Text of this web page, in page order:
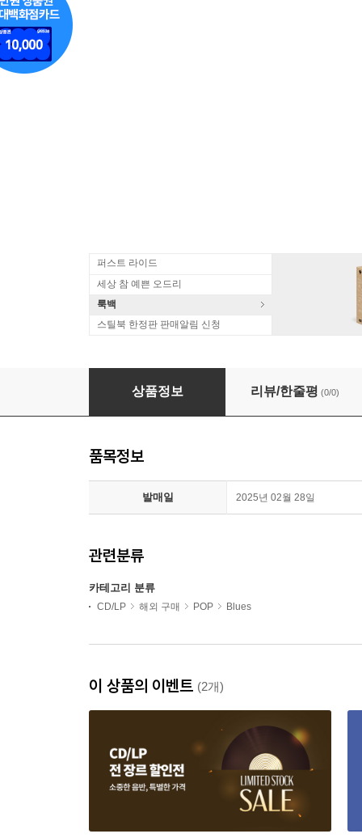
퍼스트 라이드
세상 참 예쁜 오드리
룩백
스틸북 한정판 판매알림 신청
Fleetwood Mac - Rumours (Remastered)(LP)
상품정보 리뷰/한줄평 (0/0)
품목정보
발매일 2025년 02월 28일
관련분류
카테고리 분류
CD/LP 해외 구매 POP Blues
이 상품의 이벤트 (2개)